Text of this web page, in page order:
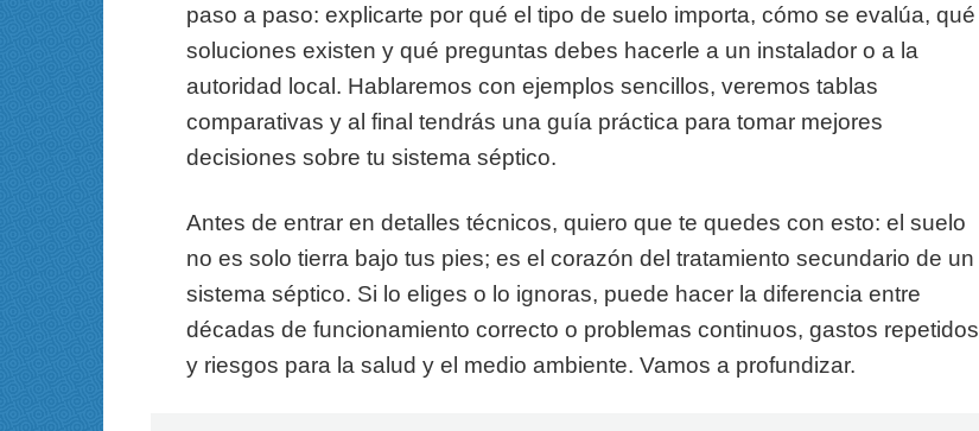
paso a paso: explicarte por qué el tipo de suelo importa, cómo se evalúa, qué
soluciones existen y qué preguntas debes hacerle a un instalador o a la
autoridad local. Hablaremos con ejemplos sencillos, veremos tablas
comparativas y al final tendrás una guía práctica para tomar mejores
decisiones sobre tu sistema séptico.
Antes de entrar en detalles técnicos, quiero que te quedes con esto: el suelo
no es solo tierra bajo tus pies; es el corazón del tratamiento secundario de un
sistema séptico. Si lo eliges o lo ignoras, puede hacer la diferencia entre
décadas de funcionamiento correcto o problemas continuos, gastos repetidos
y riesgos para la salud y el medio ambiente. Vamos a profundizar.